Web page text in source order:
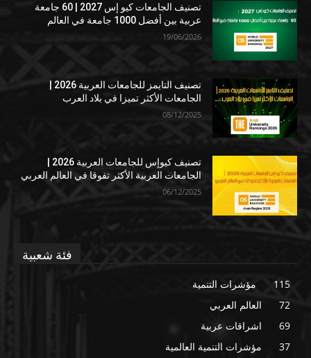
تصنيف الجامعات كيو إس 2027 | 60 جامعة
عربية بين أفضل 1000 جامعة في العالم
19/06/2026
تصنيف التايمز للجامعات العربية 2026 |
الجامعات الأكثر تميزا في بلاد العرب
08/12/2025
الجامعات العربية الأكثر تفوقا في العالم العربي
06/12/2025
فئة شعبية
مؤشرات التنمية
115
العالم العربي
72
اشراقات عربية
69
مؤشرات التنمية العالمية
37